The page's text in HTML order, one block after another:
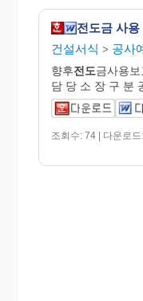
전도금 사용
건설서식 > 공사
향후전도금사용
담 당 소 장 구 분
조회수: 74 | 다운로